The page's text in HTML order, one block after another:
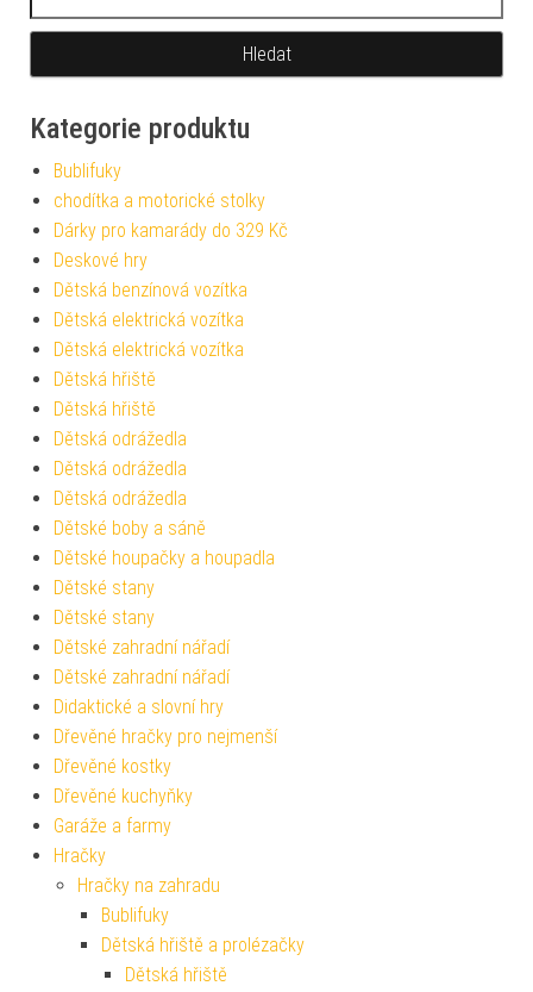
Kategorie produktu
Bublifuky
chodítka a motorické stolky
Dárky pro kamarády do 329 Kč
Deskové hry
Dětská benzínová vozítka
Dětská elektrická vozítka
Dětská elektrická vozítka
Dětská hřiště
Dětská hřiště
Dětská odrážedla
Dětská odrážedla
Dětská odrážedla
Dětské boby a sáně
Dětské houpačky a houpadla
Dětské stany
Dětské stany
Dětské zahradní nářadí
Dětské zahradní nářadí
Didaktické a slovní hry
Dřevěné hračky pro nejmenší
Dřevěné kostky
Dřevěné kuchyňky
Garáže a farmy
Hračky
Hračky na zahradu
Bublifuky
Dětská hřiště a prolézačky
Dětská hřiště